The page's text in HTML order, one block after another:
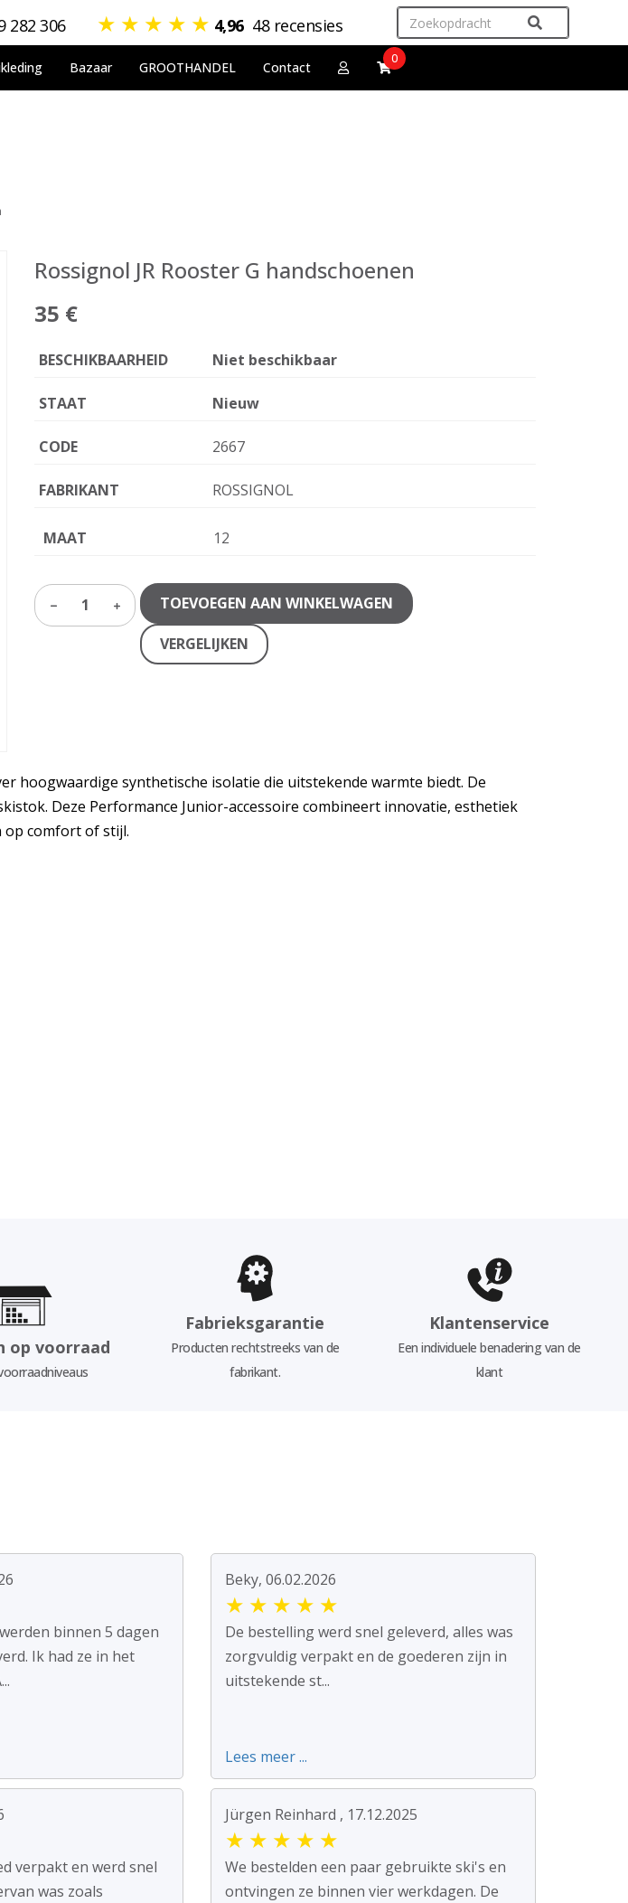
282 306 ★ ★ ★ ★ ★ 4,96 48 recensies
Bazaar GROOTHANDEL Contact
0
Rossignol JR Rooster G handschoenen
35 €
BESCHIKBAARHEID Niet beschikbaar
STAAT Nieuw
CODE 2667
FABRIKANT ROSSIGNOL
MAAT 12
1 TOEVOEGEN AAN WINKELWAGEN
VERGELIJKEN
hoogwaardige synthetische isolatie die uitstekende warmte biedt. De
Deze Performance Junior-accessoire combineert innovatie, esthetiek
comfort of stijl.
op voorraad
Fabrieksgarantie
Producten rechtstreeks van de
fabrikant.
Klantenservice
Een individuele benadering van de
klant
binnen 5 dagen
Ik had ze in het
Beky, 06.02.2026
★ ★ ★ ★ ★
De bestelling werd snel geleverd, alles was
zorgvuldig verpakt en de goederen zijn in
uitstekende st...
Lees meer ...
verpakt en werd snel
was zoals
Jürgen Reinhard , 17.12.2025
★ ★ ★ ★ ★
We bestelden een paar gebruikte ski's en
ontvingen ze binnen vier werkdagen. De